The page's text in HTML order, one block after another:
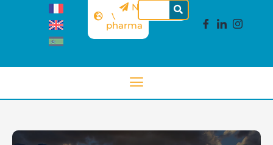
Sitio
Véto-
pharma
Newsletter